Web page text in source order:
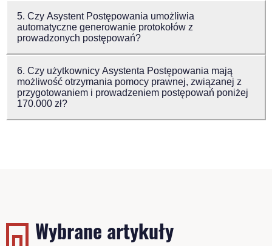
5. Czy Asystent Postępowania umożliwia
automatyczne generowanie protokołów z
prowadzonych postępowań?
6. Czy użytkownicy Asystenta Postępowania mają
możliwość otrzymania pomocy prawnej, związanej z
przygotowaniem i prowadzeniem postępowań poniżej
170.000 zł?
Wybrane artykuły